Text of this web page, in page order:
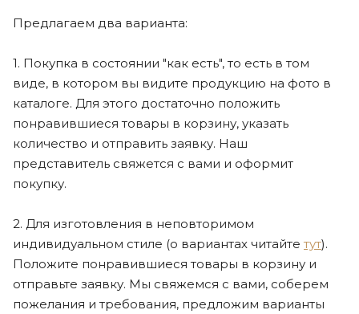
Предлагаем два варианта:
1. Покупка в состоянии "как есть", то есть в том
виде, в котором вы видите продукцию на фото в
каталоге. Для этого достаточно положить
понравившиеся товары в корзину, указать
количество и отправить заявку. Наш
представитель свяжется с вами и оформит
покупку.
2. Для изготовления в неповторимом
индивидуальном стиле (о вариантах читайте тут).
Положите понравившиеся товары в корзину и
отправьте заявку. Мы свяжемся с вами, соберем
пожелания и требования, предложим варианты